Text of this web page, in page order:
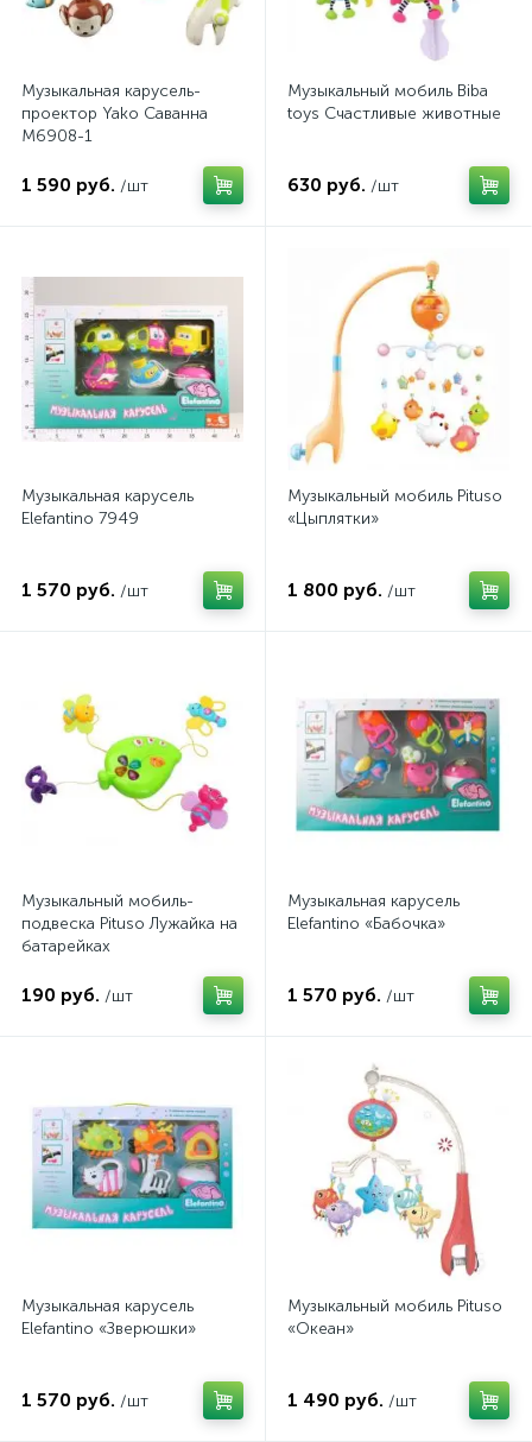
Музыкальная карусель-
проектор Yako Саванна
M6908-1
1 590 руб. /шт
Музыкальный мобиль Biba
toys Счастливые животные
630 руб. /шт
Музыкальная карусель
Elefantino 7949
1 570 руб. /шт
Музыкальный мобиль Pituso
«Цыплятки»
1 800 руб. /шт
Музыкальный мобиль-
подвеска Pituso Лужайка на
батарейках
190 руб. /шт
Музыкальная карусель
Elefantino «Бабочка»
1 570 руб. /шт
Музыкальная карусель
Elefantino «Зверюшки»
1 570 руб. /шт
Музыкальный мобиль Pituso
«Океан»
1 490 руб. /шт